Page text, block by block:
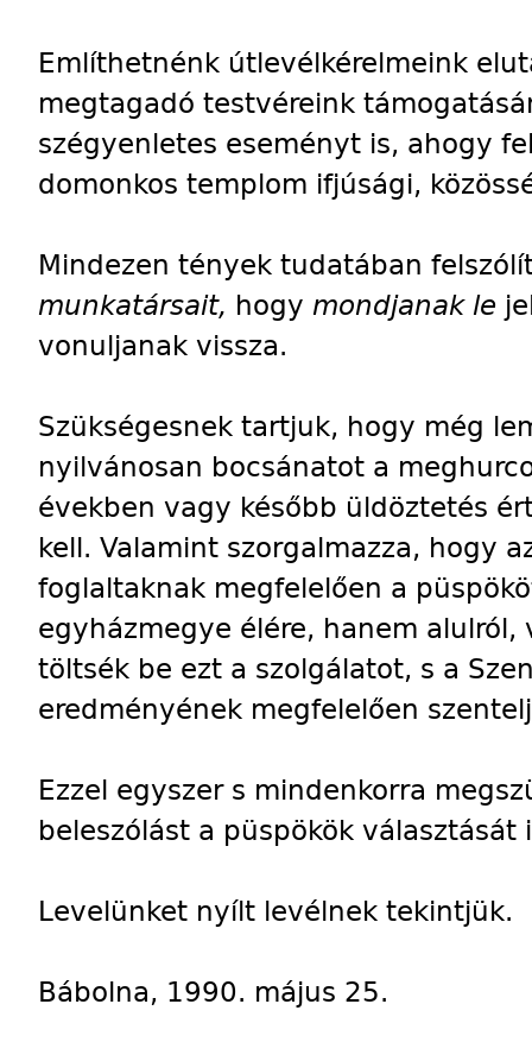
Említhetnénk útlevélkérelmeink
megtagadó testvéreink
szégyenletes eseményt is, ahogy
domonkos templom ifjúsági,
Mindezen tények tudatában
munkatársait, hogy mondjanak le
vonuljanak vissza.
Szükségesnek tartjuk, hogy még
nyilvánosan bocsánatot a
években vagy később üldöztetés
kell. Valamint szorgalmazza, hogy
foglaltaknak megfelelően a
egyházmegye élére, hanem alulról,
töltsék be ezt a szolgálatot, s a
eredményének megfelelően
Ezzel egyszer s mindenkorra
beleszólást a püspökök választását
Levelünket nyílt levélnek tekintjük.
Bábolna, 1990. május 25.